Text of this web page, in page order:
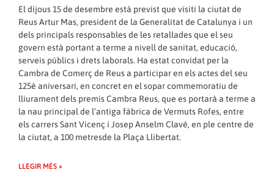
El dijous 15 de desembre està previst que visiti la ciutat de
Reus Artur Mas, president de la Generalitat de Catalunya i un
dels principals responsables de les retallades que el seu
govern està portant a terme a nivell de sanitat, educació,
serveis públics i drets laborals. Ha estat convidat per la
Cambra de Comerç de Reus a participar en els actes del seu
125è aniversari, en concret en el sopar commemoratiu de
lliurament dels premis Cambra Reus, que es portarà a terme a
la nau principal de l’antiga fàbrica de Vermuts Rofes, entre
els carrers Sant Vicenç i Josep Anselm Clavé, en ple centre de
la ciutat, a 100 metresde la Plaça Llibertat.
LLEGIR MÉS »